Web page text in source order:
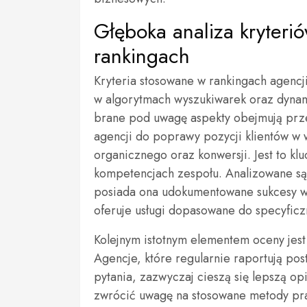
Głęboka analiza
rankingach
Kryteria stosowane w rankingach
w algorytmach wyszukiwarek oraz
brane pod uwagę aspekty obejmują
agencji do poprawy pozycji klientów w
organicznego oraz konwersji. Jest to
kompetencjach zespołu. Analizowane
posiada ona udokumentowane
oferuje usługi dopasowane do
Kolejnym istotnym elementem oceny
Agencje, które regularnie raportują
pytania, zazwyczaj cieszą się lepszą
zwrócić uwagę na stosowane metody